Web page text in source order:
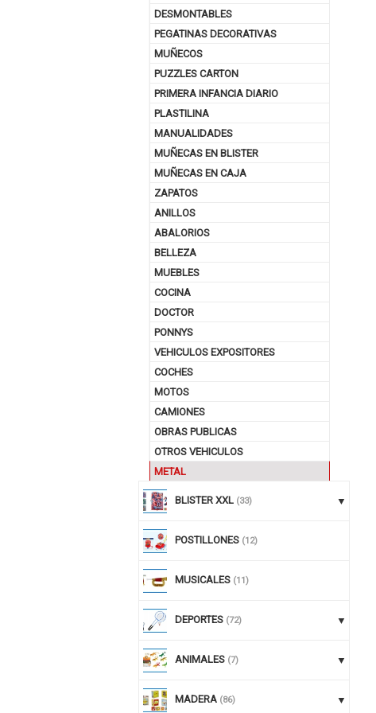
DESMONTABLES
PEGATINAS DECORATIVAS
MUÑECOS
PUZZLES CARTON
PRIMERA INFANCIA DIARIO
PLASTILINA
MANUALIDADES
MUÑECAS EN BLISTER
MUÑECAS EN CAJA
ZAPATOS
ANILLOS
ABALORIOS
BELLEZA
MUEBLES
COCINA
DOCTOR
PONNYS
VEHICULOS EXPOSITORES
COCHES
MOTOS
CAMIONES
OBRAS PUBLICAS
OTROS VEHICULOS
METAL
BLISTER XXL (33)
POSTILLONES (12)
MUSICALES (11)
DEPORTES (72)
ANIMALES (7)
MADERA (86)